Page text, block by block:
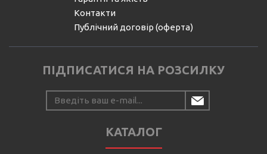
Контакти
Публічний договір (оферта)
ПІДПИСАТИСЯ НА РОЗСИЛКУ
КАТАЛОГ